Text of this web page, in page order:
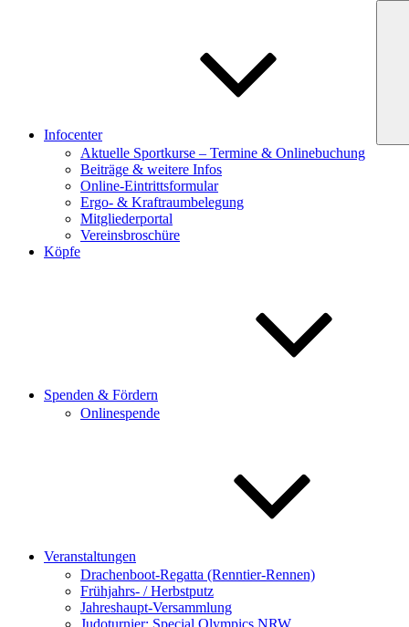
Infocenter
Aktuelle Sportkurse – Termine & Onlinebuchung
Beiträge & weitere Infos
Online-Eintrittsformular
Ergo- & Kraftraumbelegung
Mitgliederportal
Vereinsbroschüre
Köpfe
Spenden & Fördern
Onlinespende
Veranstaltungen
Drachenboot-Regatta (Renntier-Rennen)
Frühjahrs- / Herbstputz
Jahreshaupt-Versammlung
Judoturnier: Special Olympics NRW